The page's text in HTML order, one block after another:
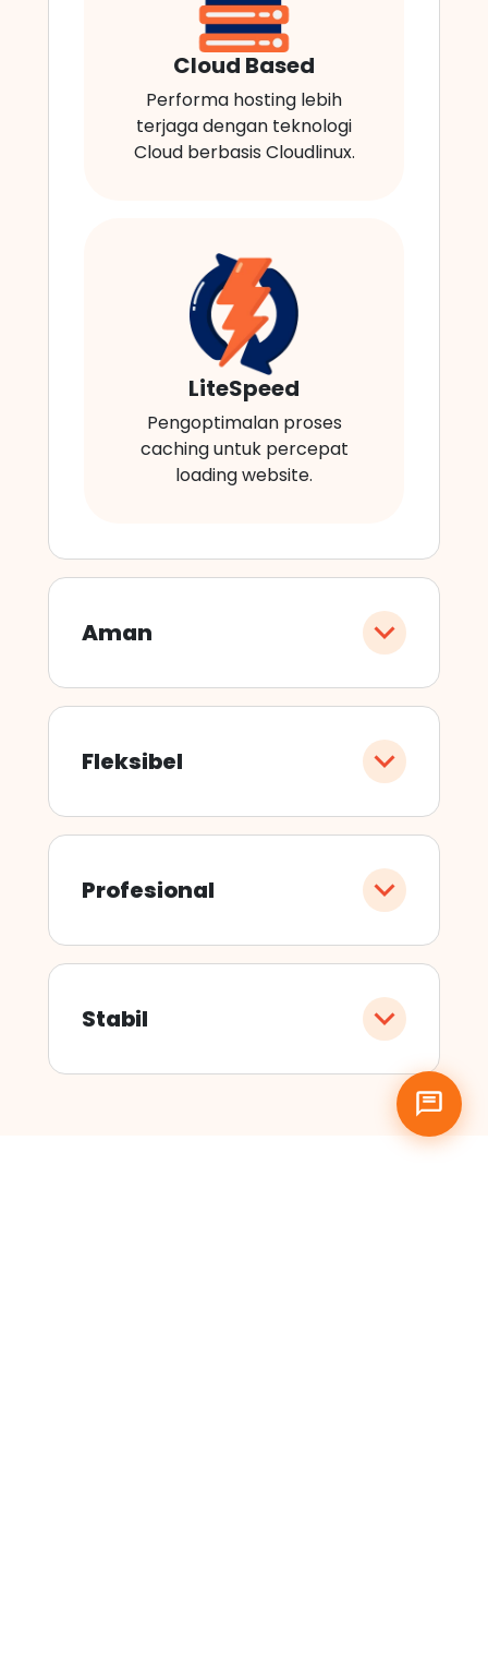
Cloud Based
Performa hosting lebih
terjaga dengan teknologi
Cloud berbasis Cloudlinux.
LiteSpeed
Pengoptimalan proses
caching untuk percepat
loading website.
Aman
Fleksibel
Profesional
Stabil